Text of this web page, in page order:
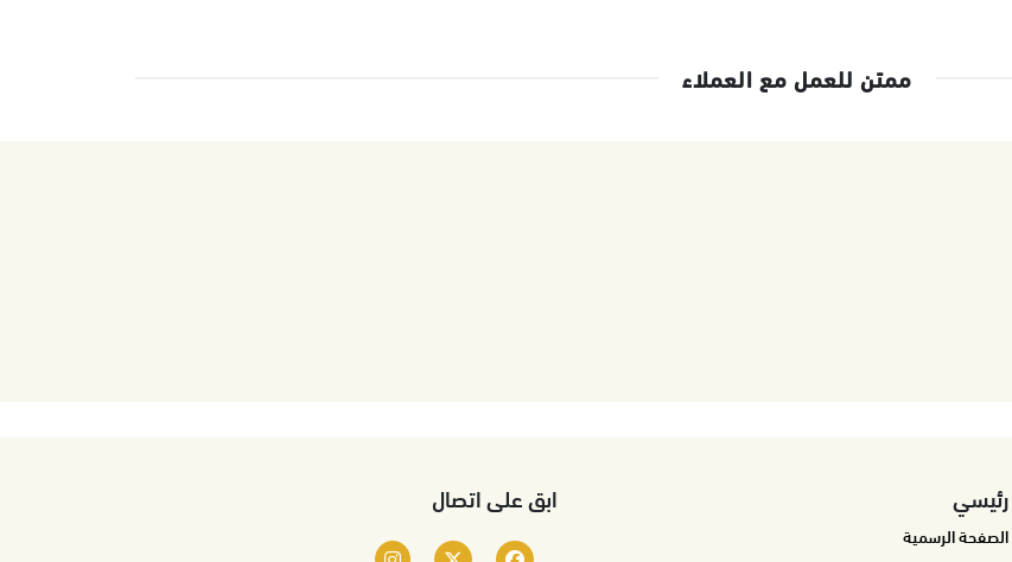
ممتن للعمل مع العملاء
رئيسي
الصفحة الرسمية
ابق على اتصال